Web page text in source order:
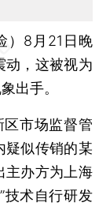
8月21日晚
动，这被视为
出手。
市场监督管
疑似传销的某
主办方为上海
技术自行研发